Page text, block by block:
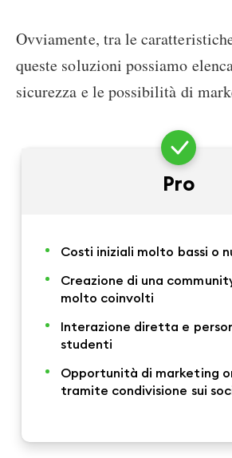
Ovviamente, tra le
queste soluzioni possiamo
sicurezza e le possibilità di
Pro
Costi iniziali molto bassi o
Creazione di una
molto coinvolti
Interazione diretta e
studenti
Opportunità di marketing
tramite condivisione sui